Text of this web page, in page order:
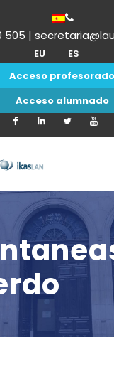
505 |
EU
ES
Acceso profesorado
Acceso alumnado